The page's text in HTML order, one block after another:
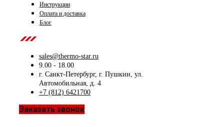
Инструкции
Оплата и доставка
Блог
sales@thermo-star.ru
9.00 - 18.00
г. Санкт-Петербург, г. Пушкин, ул.
Автомобильная, д. 4
+7 (812) 6421700
Заказать звонок